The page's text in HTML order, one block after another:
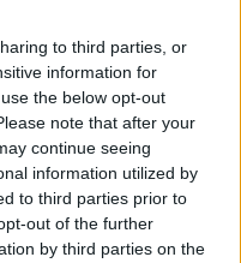
to third parties, or
information for
the below opt-out
note that after your
continue seeing
information utilized by
to third parties prior to
out of the further
by third parties on the